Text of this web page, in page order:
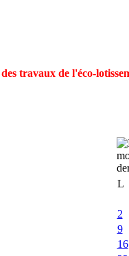
travaux de l'éco-
L
2
9
16